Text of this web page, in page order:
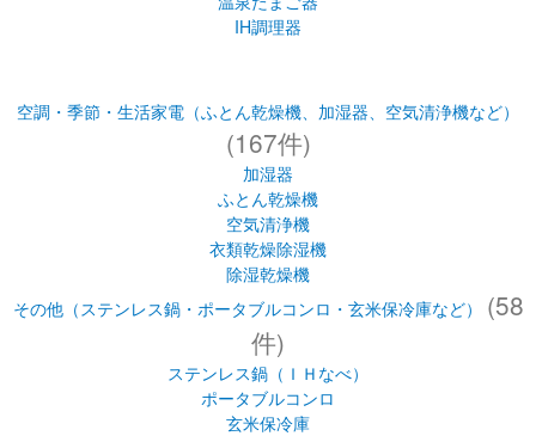
IH調理器
空調・季節・生活家電（ふとん乾燥機、加湿器、空気清浄機など）
(167件)
加湿器
ふとん乾燥機
空気清浄機
衣類乾燥除湿機
除湿乾燥機
その他（ステンレス鍋・ポータブルコンロ・玄米保冷庫など）
(58
件)
ステンレス鍋（ＩＨなべ）
ポータブルコンロ
玄米保冷庫